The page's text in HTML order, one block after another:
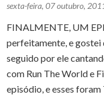
sexta-feira, 07 outubro,
FINALMENTE, UM
perfeitamente, e gostei
seguido por ele
com Run The World e
episódio, e esses